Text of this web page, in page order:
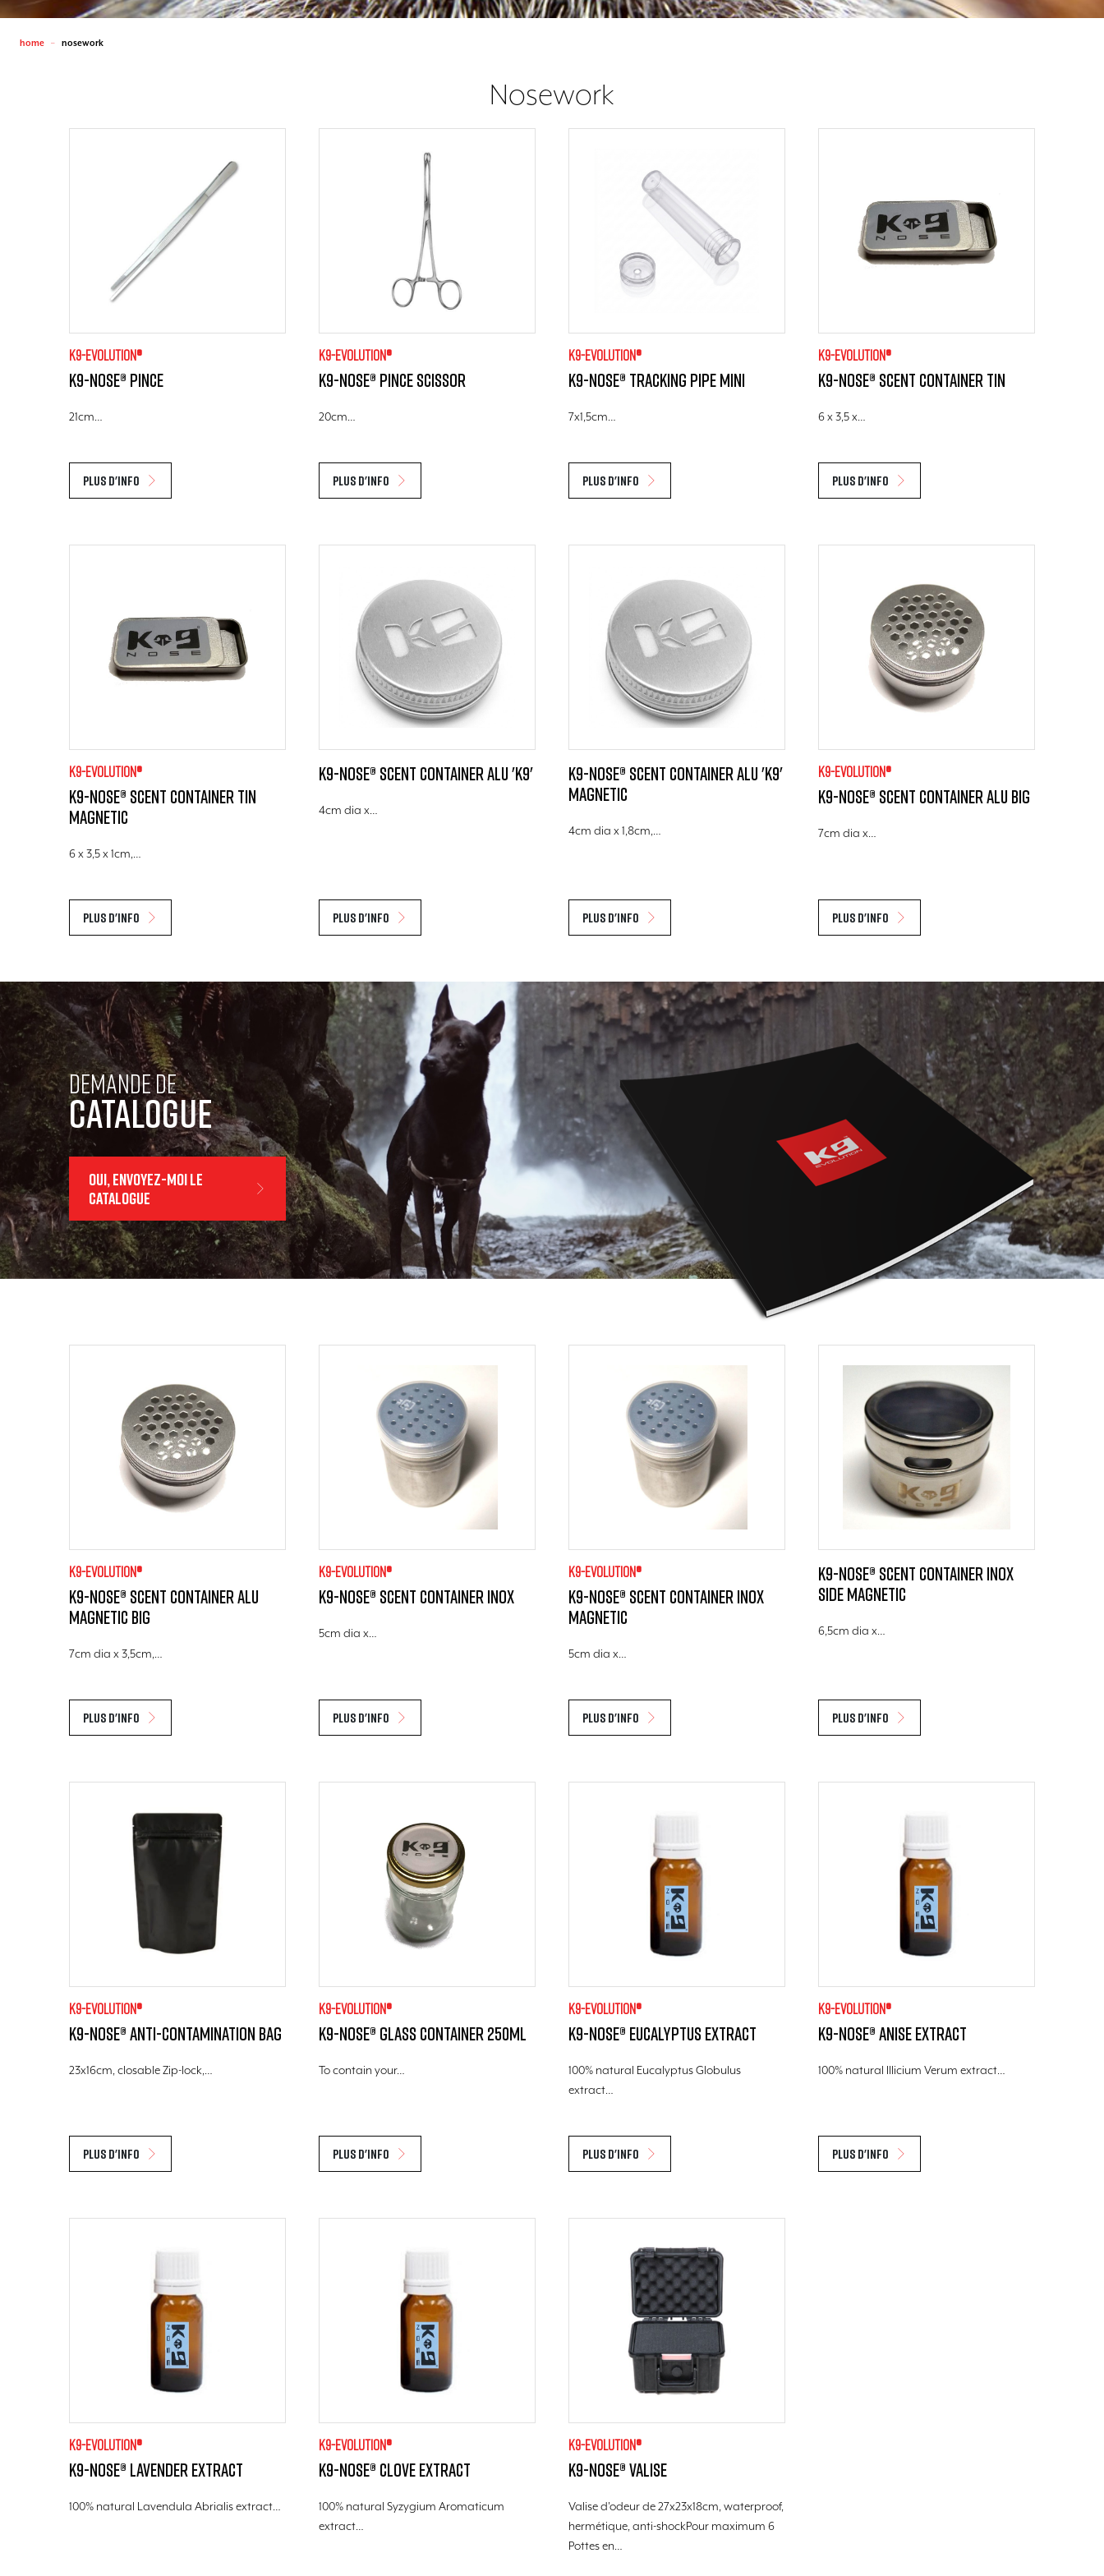
home — nosework
Nosework
K9-evolution®
K9-Nose® Pince
21cm…
Plus d'info
K9-evolution®
K9-Nose® Pince scissor
20cm…
Plus d'info
K9-evolution®
K9-Nose® Tracking Pipe mini
7x1,5cm…
Plus d'info
K9-evolution®
K9-Nose® Scent Container Tin
6 x 3,5 x…
Plus d'info
K9-evolution®
K9-Nose® Scent Container Tin
Magnetic
6 x 3,5 x 1cm,…
Plus d'info
K9-Nose® Scent Container Alu 'K9'
4cm dia x…
Plus d'info
K9-Nose® Scent Container Alu 'K9'
Magnetic
4cm dia x 1,8cm,…
Plus d'info
K9-evolution®
K9-Nose® Scent Container Alu big
7cm dia x…
Plus d'info
Demande de
Catalogue
Oui, envoyez-moi le
catalogue
K9-evolution®
K9-Nose® Scent Container Alu
Magnetic big
7cm dia x 3,5cm,…
Plus d'info
K9-evolution®
K9-Nose® Scent Container Inox
5cm dia x…
Plus d'info
K9-evolution®
K9-Nose® Scent Container Inox
Magnetic
5cm dia x…
Plus d'info
K9-Nose® Scent Container Inox
side Magnetic
6,5cm dia x…
Plus d'info
K9-evolution®
K9-Nose® Anti-Contamination Bag
23x16cm, closable Zip-lock,…
Plus d'info
K9-evolution®
K9-Nose® Glass Container 250ml
To contain your…
Plus d'info
K9-evolution®
K9-Nose® Eucalyptus extract
100% natural Eucalyptus Globulus
extract…
Plus d'info
K9-evolution®
K9-Nose® Anise extract
100% natural Illicium Verum extract…
Plus d'info
K9-evolution®
K9-Nose® Lavender extract
100% natural Lavendula Abrialis extract…
K9-evolution®
K9-Nose® Clove extract
100% natural Syzygium Aromaticum
extract…
K9-evolution®
K9-Nose® Valise
Valise d'odeur de 27x23x18cm, waterproof,
hermétique, anti-shockPour maximum 6
Pottes en…